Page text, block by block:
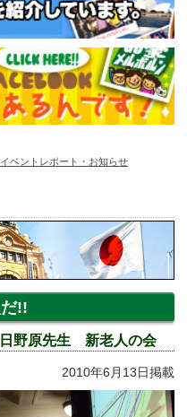
ベントレポート・お知らせ
!!
野原先生 新老人の会
2010年6月13日掲載